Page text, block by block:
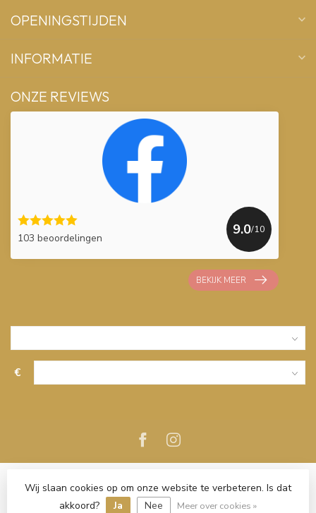
OPENINGSTIJDEN
INFORMATIE
ONZE REVIEWS
103 beoordelingen
9.0/10
BEKIJK MEER
€
Wij slaan cookies op om onze website te verbeteren. Is dat
akkoord?
Ja Nee Meer over cookies »